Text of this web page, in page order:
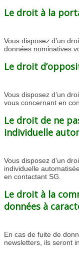
Le droit à la
Vous disposez d’un
données nominatives
Le droit
Vous disposez d’un
vous concernant en
Le droit de ne
individuelle
Vous disposez d’un
individuelle
en contactant SG.
Le droit à la
données à
En cas de fuite de
newsletters, ils seront